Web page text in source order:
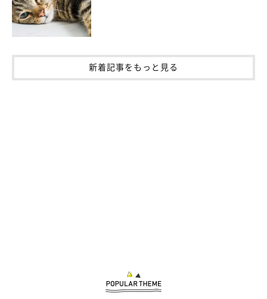
＠mofu.cat.10さん宅の猫たちも気に入っていて、よく思い思い
の場所でくつろいでいるそうですよ♡
新着記事をもっと見る